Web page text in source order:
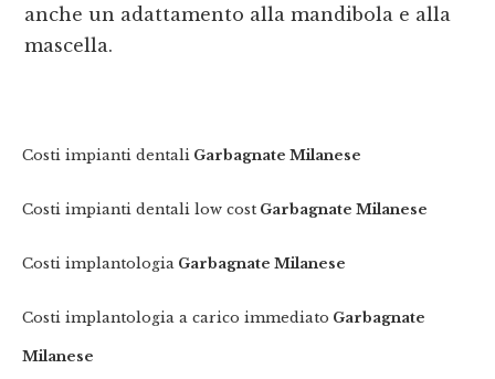
anche un adattamento alla mandibola e alla
mascella.
Costi impianti dentali Garbagnate Milanese
Costi impianti dentali low cost Garbagnate Milanese
Costi implantologia Garbagnate Milanese
Costi implantologia a carico immediato Garbagnate
Milanese